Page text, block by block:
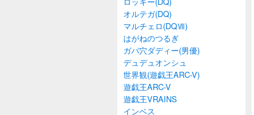
オルテガ(DQ)
マルチェロ(DQⅦ)
はがねのつるぎ
ガバ穴ダディー(男優)
デュデュオンシュ
世界観(遊戯王ARC-V)
遊戯王ARC-V
遊戯王VRAINS
インベス